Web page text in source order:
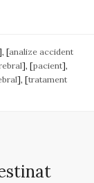
[analize accident
], [pacient],
], [tratament